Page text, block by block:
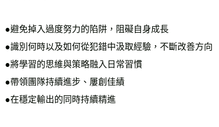
●避免掉入過度努力的陷阱，阻礙自身成長
●識別何時以及如何從犯錯中汲取經驗，不斷改善方向
●將學習的思維與策略融入日常習慣
●帶領團隊持續進步、屢創佳績
●在穩定輸出的同時持續精進